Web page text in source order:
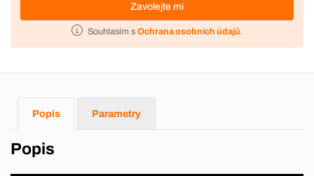
Zavolejte mi
Souhlasím s Ochrana osobních údajů.
Popis Parametry
Popis